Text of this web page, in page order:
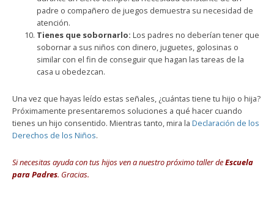
padre o compañero de juegos demuestra su necesidad de
atención.
Tienes que sobornarlo: Los padres no deberían tener que
sobornar a sus niños con dinero, juguetes, golosinas o
similar con el fin de conseguir que hagan las tareas de la
casa u obedezcan.
Una vez que hayas leído estas señales, ¿cuántas tiene tu hijo o hija?
Próximamente presentaremos soluciones a qué hacer cuando
tienes un hijo consentido. Mientras tanto, mira la Declaración de los
Derechos de los Niños.
Si necesitas ayuda con tus hijos ven a nuestro próximo taller deEscuela
para Padres. Gracias.